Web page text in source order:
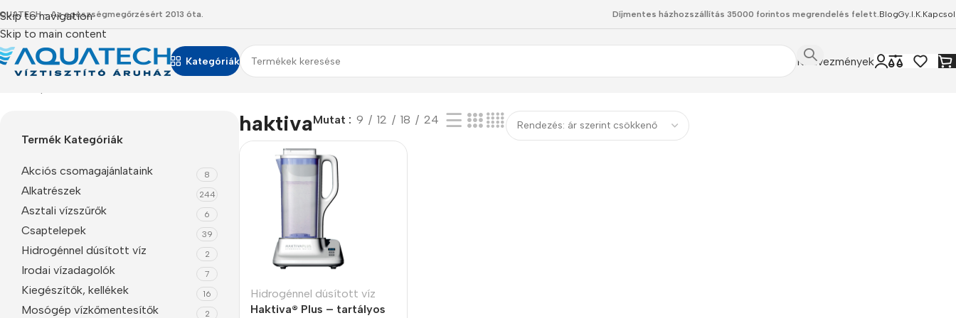
Skip to navigation
Skip to main content
- Az egészségmegőrzésért 2013 óta. Díjmentes házhozszállítás 35000 forintos megrendelés felett.BlogGy.I.K.
Kategóriák
Kedvezmények
Termék Kategóriák
Akciós csomagajánlataink 8
Alkatrészek 244
Asztali vízszűrők 6
Csaptelepek 39
Hidrogénnel dúsított víz 2
Irodai vízadagolók 7
Kiegészítők, kellékek 16
Mosógép vízkőmentesítők 2
haktivaMutat 9 12 18 24
Hidrogénnel dúsított víz
Haktiva® Plus – tartályos